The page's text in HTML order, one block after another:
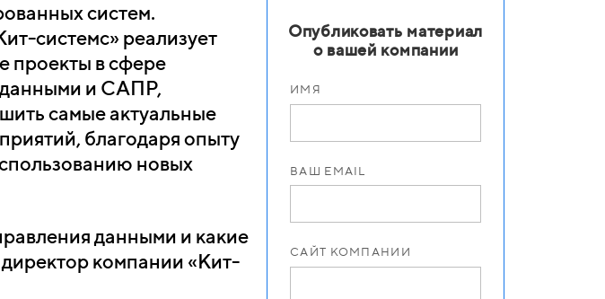
систем.
системс» реализует
проекты в сфере
и САПР,
самые актуальные
благодаря опыту
новых
данными и какие
компании «Кит-
Опубликовать материал
о вашей компании
ИМЯ
ВАШ EMAIL
САЙТ КОМПАНИИ